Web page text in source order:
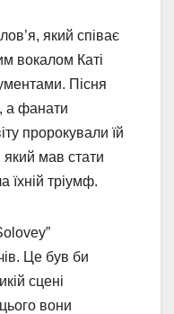
який співає
вокалом Каті
Пісня
а фанати
пророкували їй
який мав стати
їхній тріумф.
Це був би
сцені
вони